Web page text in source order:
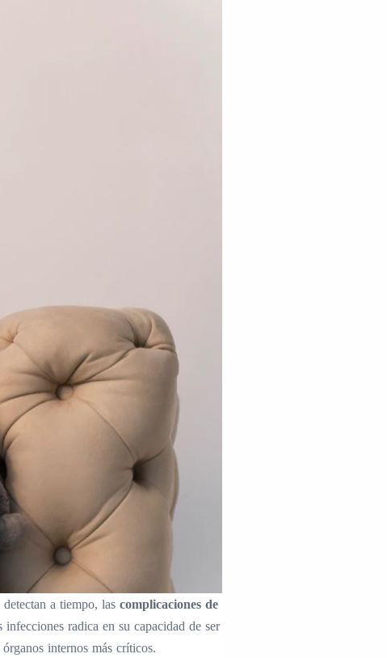
a tiempo, las complicaciones de
radica en su capacidad de ser
internos más críticos.